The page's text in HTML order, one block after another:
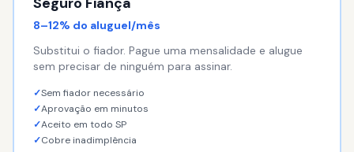
8–12% do aluguel/mês
Substitui o fiador. Pague uma mensalidade e alugue
sem precisar de ninguém para assinar.
✓Sem fiador necessário
✓Aprovação em minutos
✓Aceito em todo SP
✓Cobre inadimplência